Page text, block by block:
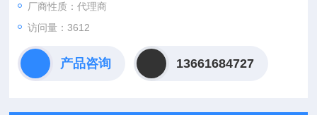
厂商性质：代理商
访问量：3612
产品咨询 13661684727